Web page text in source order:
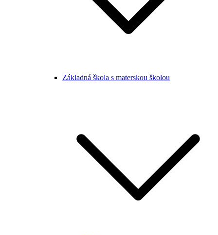
Základná škola s materskou školou